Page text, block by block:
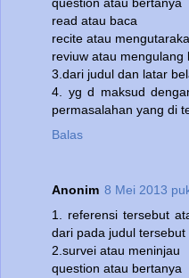
question atau bertanya
read atau baca
recite atau
reviuw atau mengulang
3.dari judul dan latar
4. yg d maksud
permasalahan yang di
Balas
Anonim 8 Mei 2013
1. referensi tersebut
dari pada judul tersebut
2.survei atau meninjau
question atau bertanya